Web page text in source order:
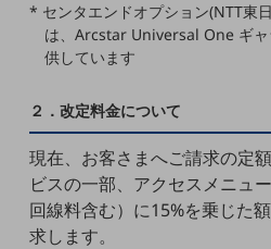
セキュリティ
データ利活用
運用管理
* センタエンドオプション(NTT東
は、Arcstar Universal One ギ
供しています
２．改定料金について
現在、お客さまへご請求の定
ビスの一部、アクセスメニュ
回線料含む）に15%を乗じた
求します。